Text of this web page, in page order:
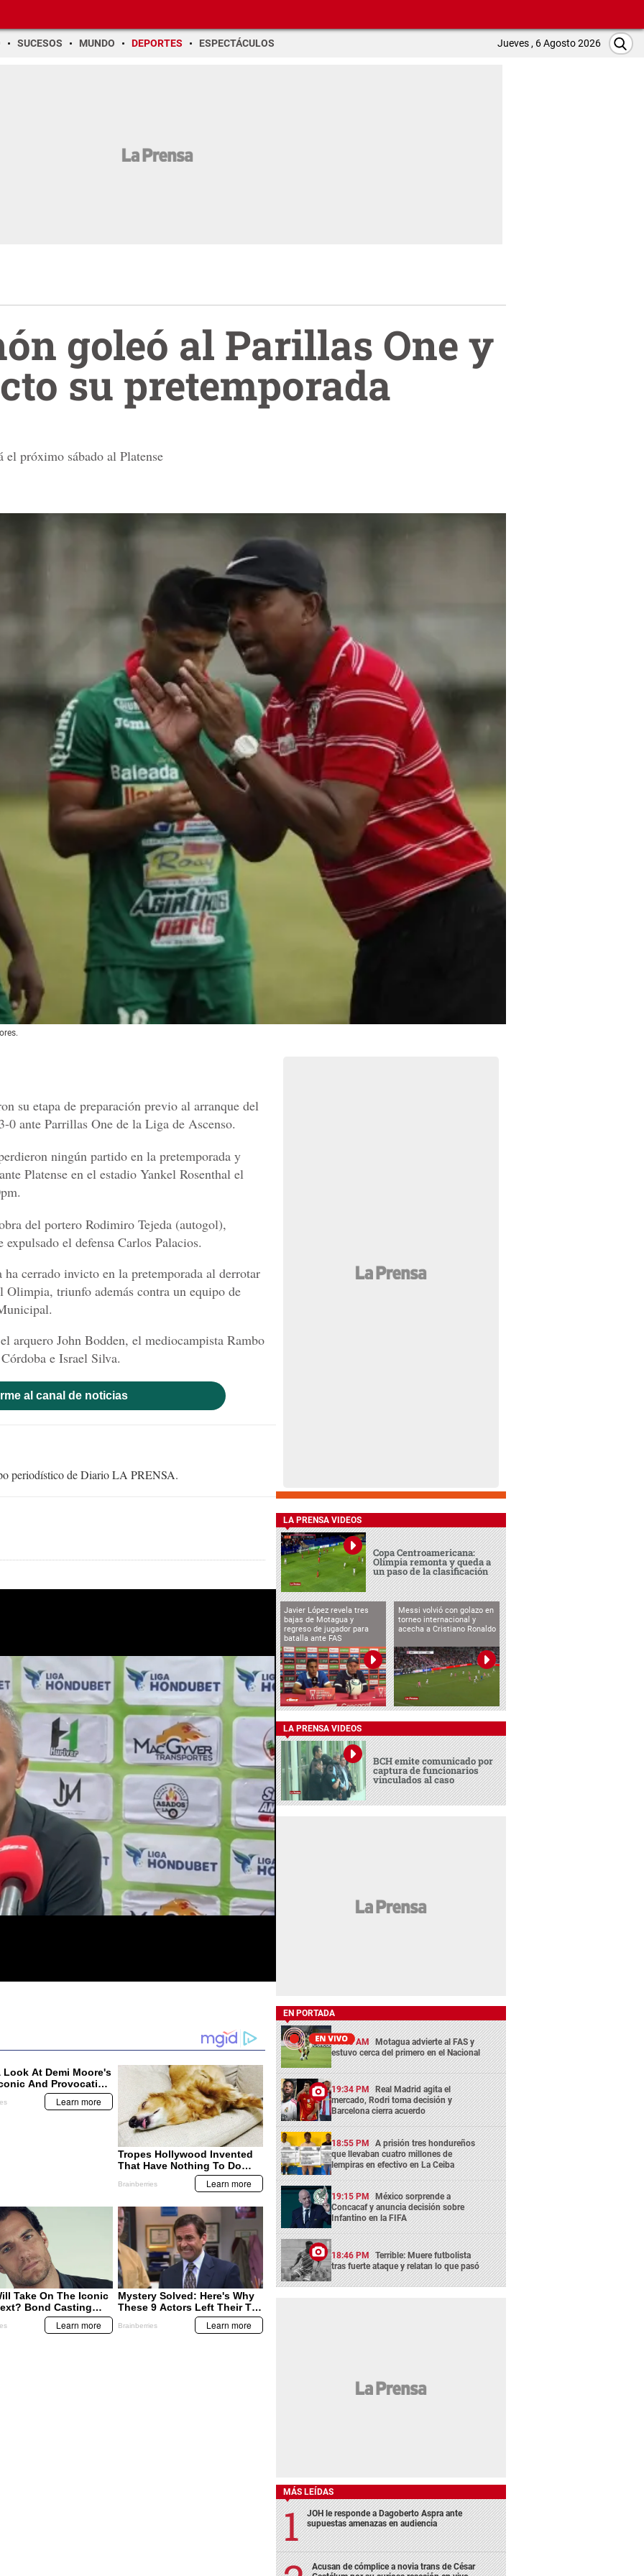
SUCESOS MUNDO DEPORTES ESPECTÁCULOS Jueves , 6 Agosto 2026
goleó al Parillas One y
su pretemporada
próximo sábado al Platense
su etapa de preparación previo al arranque del
ante Parrillas One de la Liga de Ascenso.
ningún partido en la pretemporada y
Platense en el estadio Yankel Rosenthal el
del portero Rodimiro Tejeda (autogol),
el defensa Carlos Palacios.
ha cerrado invicto en la pretemporada al derrotar
triunfo además contra un equipo de
arquero John Bodden, el mediocampista Rambo
e Israel Silva.
al canal de noticias
periodístico de Diario LA PRENSA.
LA PRENSA VIDEOS
Copa Centroamericana:
Olimpia remonta y queda a
un paso de la clasificación
Javier López revela tres
bajas de Motagua y
regreso de jugador para
batalla ante FAS
Messi volvió con golazo en
torneo internacional y
acecha a Cristiano Ronaldo
LA PRENSA VIDEOS
BCH emite comunicado por
captura de funcionarios
vinculados al caso
EN PORTADA
11:45 AM Motagua advierte al FAS y
estuvo cerca del primero en el Nacional
19:34 PM Real Madrid agita el
mercado, Rodri toma decisión y
Barcelona cierra acuerdo
18:55 PM A prisión tres hondureños
que llevaban cuatro millones de
lempiras en efectivo en La Ceiba
19:15 PM México sorprende a
Concacaf y anuncia decisión sobre
Infantino en la FIFA
18:46 PM Terrible: Muere futbolista
tras fuerte ataque y relatan lo que pasó
MÁS LEÍDAS
JOH le responde a Dagoberto Aspra ante
supuestas amenazas en audiencia
Acusan de cómplice a novia trans de César